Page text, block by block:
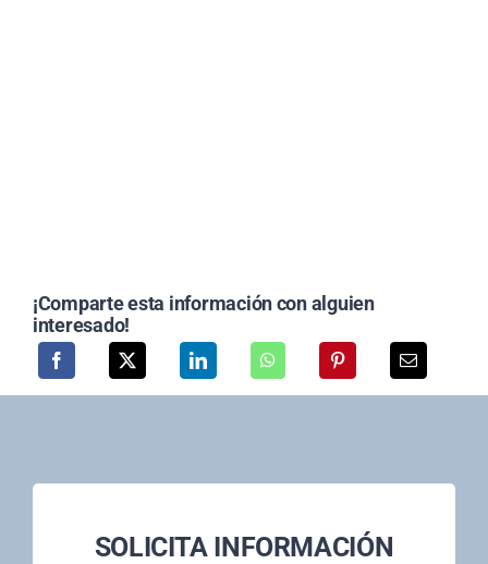
¡Comparte esta información con alguien
interesado!
SOLICITA INFORMACIÓN